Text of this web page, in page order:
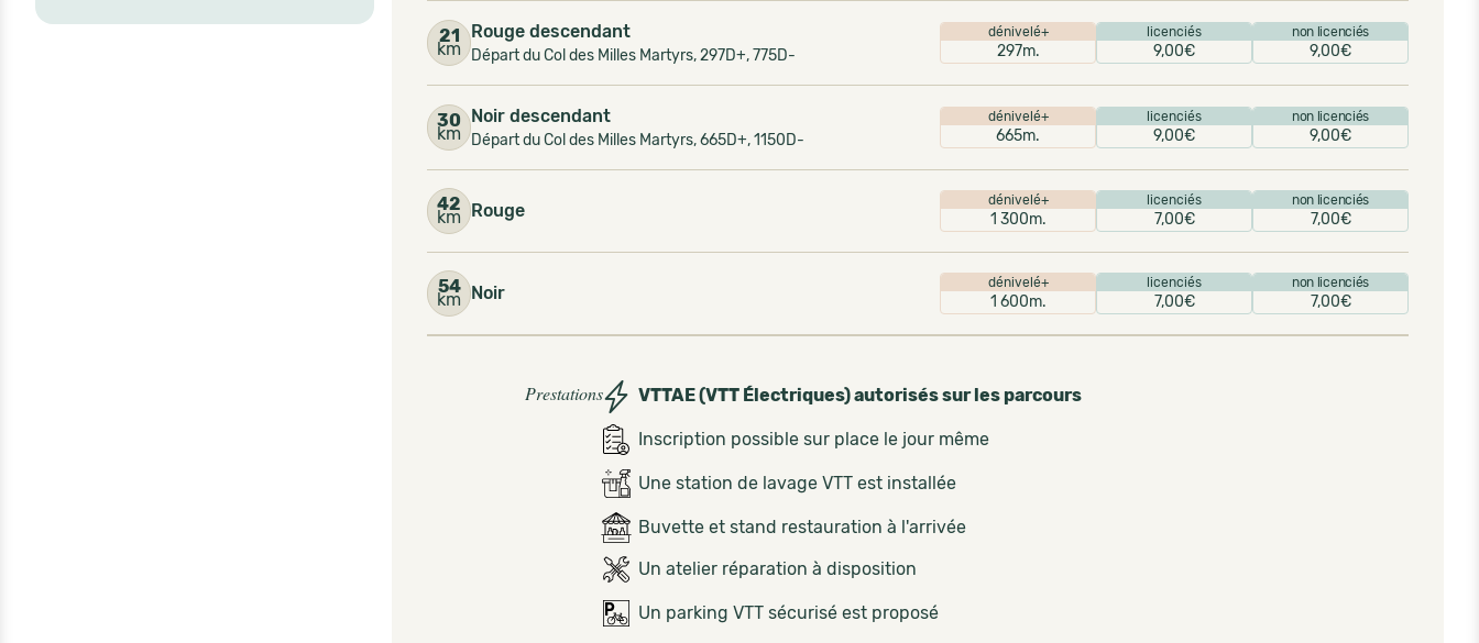
21
km
Rouge descendant
Départ du Col des Milles Martyrs, 297D+, 775D-
dénivelé+
297m.
licenciés
9,00€
non licenciés
9,00€
30
km
Noir descendant
Départ du Col des Milles Martyrs, 665D+, 1150D-
dénivelé+
665m.
licenciés
9,00€
non licenciés
9,00€
42
km Rouge dénivelé+
1 300m.
licenciés
7,00€
non licenciés
7,00€
54
km Noir dénivelé+
1 600m.
licenciés
7,00€
non licenciés
7,00€
Prestations VTTAE (VTT Électriques) autorisés sur les parcours
Inscription possible sur place le jour même
Une station de lavage VTT est installée
Buvette et stand restauration à l'arrivée
Un atelier réparation à disposition
Un parking VTT sécurisé est proposé